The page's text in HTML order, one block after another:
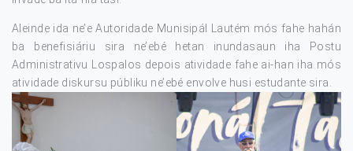
Aleinde ida ne’e Autoridade Munisipál Lautém mós fahe hahán
ba benefisiáriu sira ne’ebé hetan inundasaun iha Postu
Administrativu Lospalos depois atividade fahe ai-han iha mós
atividade diskursu públiku ne’ebé envolve husi estudante sira.